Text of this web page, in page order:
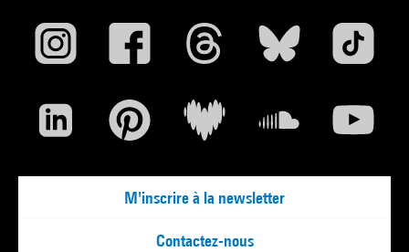
M'inscrire à la newsletter
Contactez-nous